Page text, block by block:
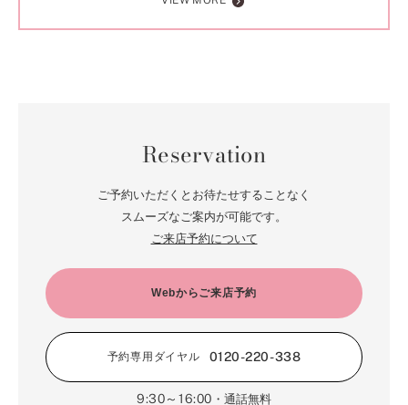
Reservation
ご予約いただくとお待たせすることなく
スムーズなご案内が可能です。
ご来店予約について
Webからご来店予約
予約専用ダイヤル 0120-220-338
9:30～16:00 ・通話無料